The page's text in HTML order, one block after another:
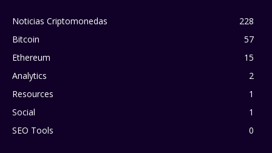
Noticias Criptomonedas
228
Bitcoin
57
Ethereum
15
Analytics
2
Resources
1
Social
1
SEO Tools
0